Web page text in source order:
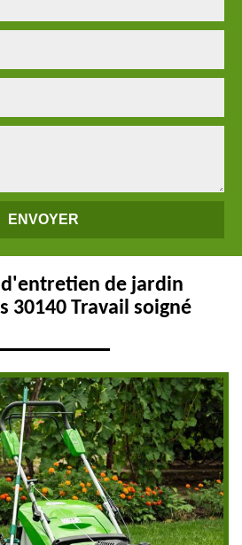
de jardin
30140 Travail soigné